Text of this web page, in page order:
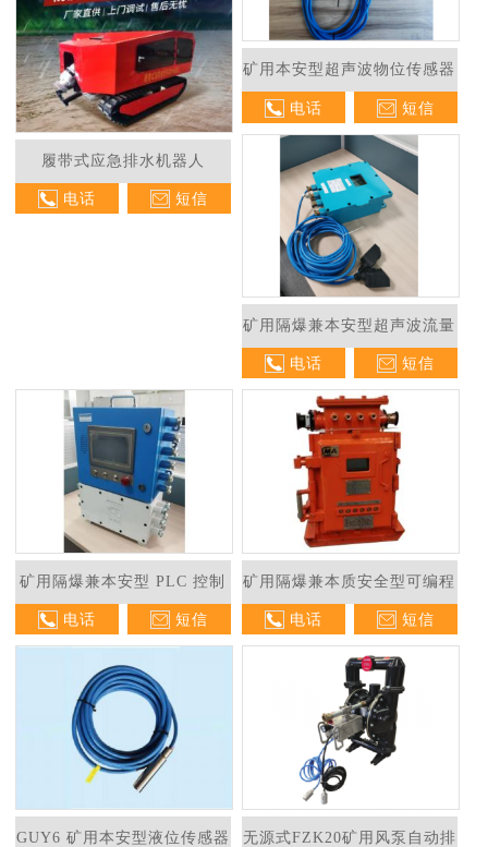
履带式应急排水机器人
电话 短信
矿用本安型超声波物位传感器
电话 短信
矿用隔爆兼本安型超声波流量
电话 短信
矿用隔爆兼本安型 PLC 控制
电话 短信
矿用隔爆兼本质安全型可编程
水位控制器
电话 短信
GUY6 矿用本安型液位传感器 无源式FZK20矿用风泵自动排